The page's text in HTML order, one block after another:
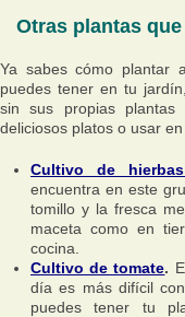
Otras plantas
Ya sabes cómo plantar
puedes tener en tu
sin sus propias
deliciosos platos o usar
Cultivo de
encuentra en este
tomillo y la fresca
maceta como en
cocina.
Cultivo de tomate.
día es más difícil
puedes tener tu